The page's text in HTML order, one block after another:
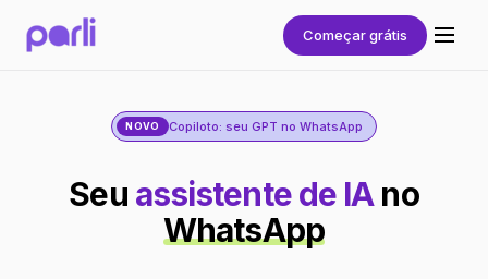
Começar grátis
NOVO Copiloto: seu GPT no WhatsApp
Seu assistente de IAno
WhatsApp